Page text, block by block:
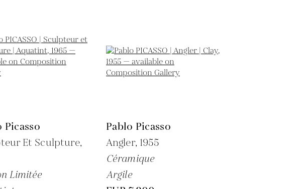
Picasso
Et Sculpture,
Limitée
Pablo Picasso
Angler, 1955
Céramique
Argile